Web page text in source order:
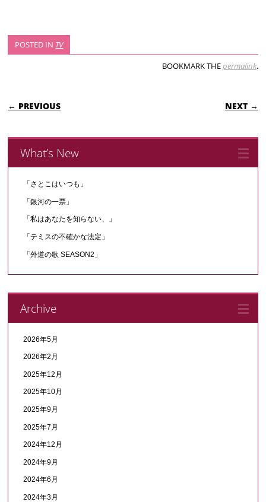
POSTED IN TV
BOOKMARK THEpermalink.
POST NAVIGATION
← PREVIOUS NEXT →
What’s New
「さとこはいつも」
「銀河の一票」
「私はあなたを知らない、」
「テミスの不確かな法定」
「外道の歌 SEASON2」
Archive
2026年5月
2026年2月
2025年12月
2025年10月
2025年9月
2025年7月
2024年12月
2024年9月
2024年6月
2024年3月